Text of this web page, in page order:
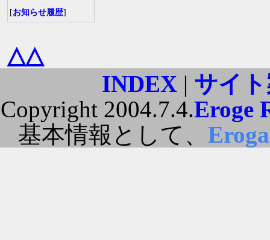
[お知らせ履歴]
△△
INDEX| サイ
Copyright 2004.7.4.Eroge
基本情報として、